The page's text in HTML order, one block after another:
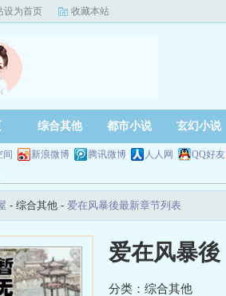
设为首页 收藏本站
综合其他 都市小说 玄幻小说
间 新浪微博 腾讯微博 人人网 QQ好友
- 综合其他 - 爱在风暴後最新章节列表
爱在风暴後
分类：综合其他